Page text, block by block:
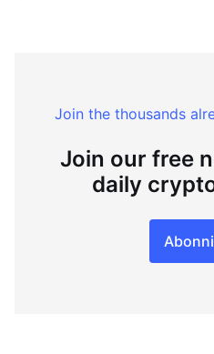
Join the thousands
Join our free
daily